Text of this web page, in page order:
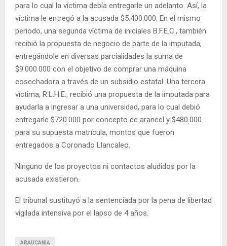
para lo cual la víctima debía entregarle un adelanto. Así, la
víctima le entregó a la acusada $5.400.000. En el mismo
periodo, una segunda víctima de iniciales B.F.E.C., también
recibió la propuesta de negocio de parte de la imputada,
entregándole en diversas parcialidades la suma de
$9.000.000 con el objetivo de comprar una máquina
cosechadora a través de un subsidio estatal. Una tercera
víctima, R.L.H.E., recibió una propuesta de la imputada para
ayudarla a ingresar a una universidad, para lo cual debió
entregarle $720.000 por concepto de arancel y $480.000
para su supuesta matrícula, montos que fueron
entregados a Coronado Llancaleo.
Ninguno de los proyectos ni contactos aludidos por la
acusada existieron.
El tribunal sustituyó a la sentenciada por la pena de libertad
vigilada intensiva por el lapso de 4 años.
ARAUCANIA